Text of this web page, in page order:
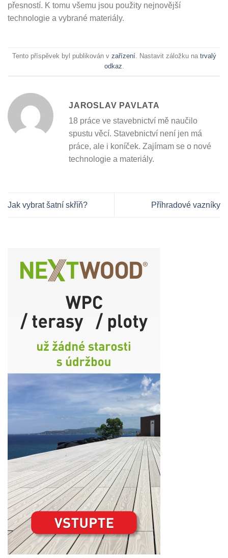
přesností. K tomu všemu jsou použity nejnovější
technologie a vybrané materiály.
Tento příspěvek byl publikován v zařízení. Nastavit záložku na trvalý
odkaz.
JAROSLAV PAVLATA
18 práce ve stavebnictví mě naučilo
spustu věcí. Stavebnictví není jen má
práce, ale i koníček. Zajímam se o nové
technologie a materiály.
Jak vybrat šatní skříň? Příhradové vazníky